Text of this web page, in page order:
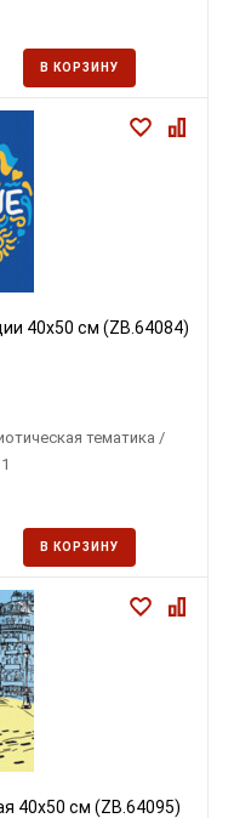
В КОРЗИНУ
40х50 см (ZB.64084)
тематика /
В КОРЗИНУ
40х50 см (ZB.64095)